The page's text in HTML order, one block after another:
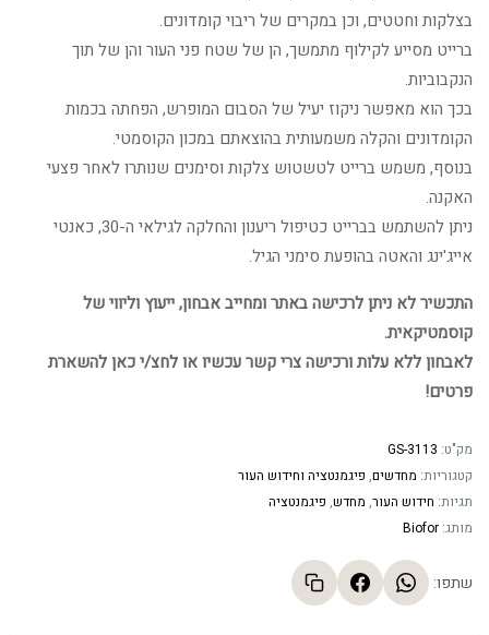
בצלקות וחטטים, וכן במקרים של ריבוי קומדונים.
ברייט מסייע לקילוף מתמשך, הן של שטח פני העור והן של תוך
הנקבוביות.
בכך הוא מאפשר ניקוז יעיל של הסבום המופרש, הפחתה בכמות
הקומדונים והקלה משמעותית בהוצאתם במכון הקוסמטי.
בנוסף, משמש ברייט לטשטוש צלקות וסימנים שנותרו לאחר פצעי
האקנה.
ניתן להשתמש בברייט כטיפול ריענון והחלקה לגילאי ה-30, כאנטי
אייג'ינג והאטה בהופעת סימני הגיל.
התכשיר לא ניתן לרכישה באתר ומחייב אבחון, ייעוץ וליווי של
קוסמטיקאית.
לאבחון ללא עלות ורכישה צרי קשר עכשיו או לחצ/י כאן להשארת
פרטים!
מק"ט: GS-3113
קטגוריות: מחדשים, פיגמנטציה וחידוש העור
תגיות: חידוש העור, מחדש, פיגמנטציה
מותג: Biofor
שתפו: